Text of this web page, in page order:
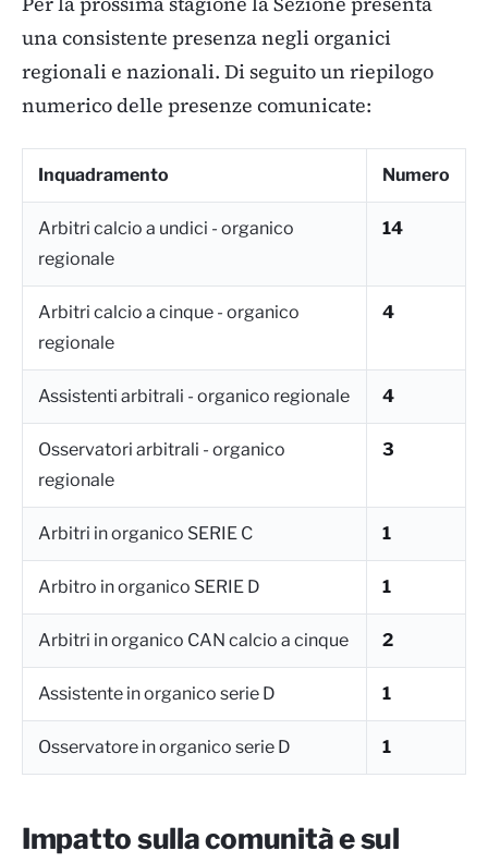
una consistente presenza negli organici
regionali e nazionali. Di seguito un riepilogo
numerico delle presenze comunicate:
Inquadramento Numero
Arbitri calcio a undici - organico
regionale
14
Arbitri calcio a cinque - organico
regionale
4
Assistenti arbitrali - organico regionale 4
Osservatori arbitrali - organico
regionale
3
Arbitri in organico SERIE C 1
Arbitro in organico SERIE D 1
Arbitri in organico CAN calcio a cinque 2
Assistente in organico serie D 1
Osservatore in organico serie D 1
Impatto sulla comunità e sul